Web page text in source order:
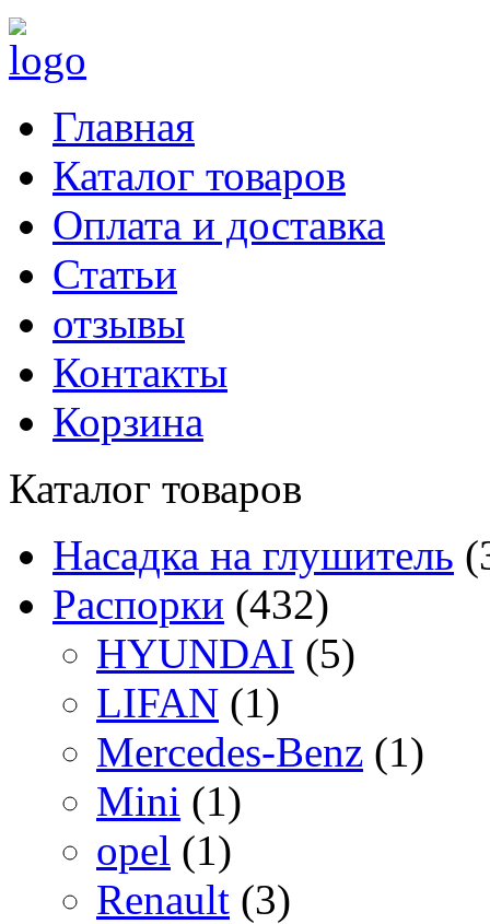
Главная
Каталог товаров
Оплата и доставка
Статьи
отзывы
Контакты
Корзина
Каталог товаров
Насадка на глушитель
Распорки (432)
HYUNDAI (5)
LIFAN (1)
Mercedes-Benz (1)
Mini (1)
opel (1)
Renault (3)